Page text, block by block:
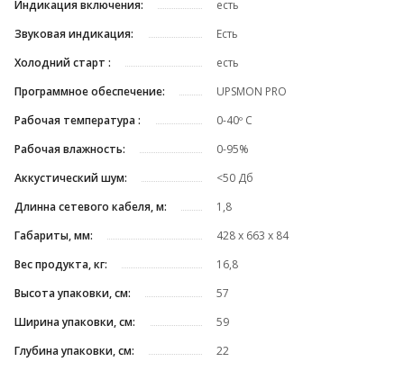
Индикация включения:
есть
Звуковая индикация:
Есть
Холодний старт :
есть
Программное обеспечение:
UPSMON PRO
Рабочая температура :
0-40º C
Рабочая влажность:
0-95%
Аккустический шум:
<50 Дб
Длинна сетевого кабеля, м:
1,8
Габариты, мм:
428 x 663 x 84
Вес продукта, кг:
16,8
Высота упаковки, см:
57
Ширина упаковки, см:
59
Глубина упаковки, см:
22